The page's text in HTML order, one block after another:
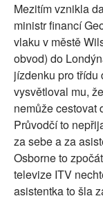
Mezitím vznikla
ministr financí
vlaku v městě
obvod) do
jízdenku pro třídu
vysvětloval mu,
nemůže cestovat
Průvodčí to
za sebe a za
Osborne to
televize ITV
asistentka to šla